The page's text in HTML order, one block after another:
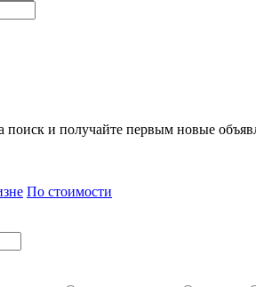
поиск и получайте первым новые
По стоимости